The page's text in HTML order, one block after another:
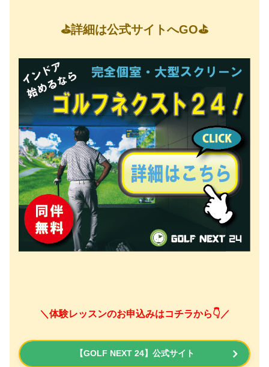
⛳詳細は公式サイトへGO⛳
＼体験レッスンのお申込みはコチラから👇／
【GOLF NEXT 24】公式サイト